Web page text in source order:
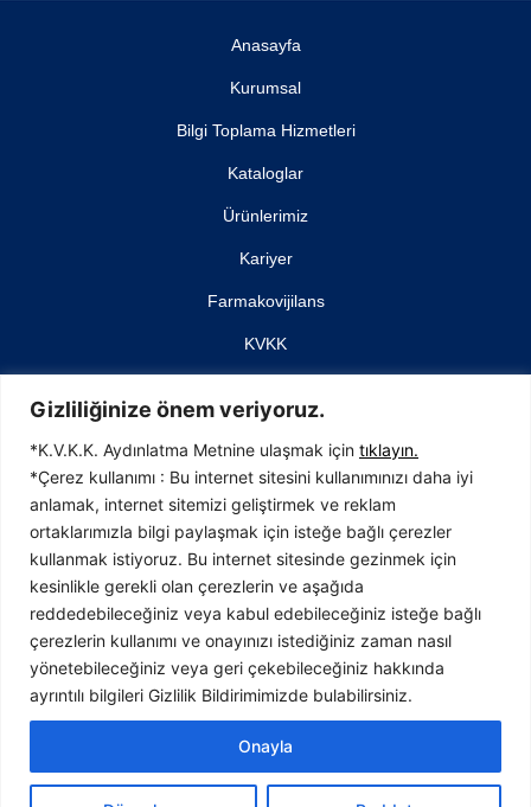
Gizliliğinize önem veriyoruz.
*K.V.K.K. Aydınlatma Metnine ulaşmak için tıklayın.
*Çerez kullanımı : Bu internet sitesini kullanımınızı daha iyi
anlamak, internet sitemizi geliştirmek ve reklam
ortaklarımızla bilgi paylaşmak için isteğe bağlı çerezler
kullanmak istiyoruz. Bu internet sitesinde gezinmek için
kesinlikle gerekli olan çerezlerin ve aşağıda
reddedebileceğiniz veya kabul edebileceğiniz isteğe bağlı
çerezlerin kullanımı ve onayınızı istediğiniz zaman nasıl
yönetebileceğiniz veya geri çekebileceğiniz hakkında
ayrıntılı bilgileri Gizlilik Bildirimimizde bulabilirsiniz.
Onayla
Anasayfa
Kurumsal
Bilgi Toplama Hizmetleri
Kataloglar
Ürünlerimiz
Kariyer
Farmakovijilans
KVKK
İTOSB (İstanbul Tuzla Organize Sanayi Bölgesi)
4. Cadde No: 23, 34959 Tepeören, Tuzla
İstanbul / TÜRKİYE
T:0216 593 37 40
F:0216 593 37 41
info@bavet.com.tr